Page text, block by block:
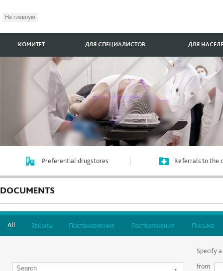
На главную
КОМИТЕТ ДЛЯ СПЕЦИАЛИСТОВ ДЛЯ
Preferential drugstores Referrals to the
DOCUMENTS
All Законы Постановления Распоряжения Письма
Specify
from